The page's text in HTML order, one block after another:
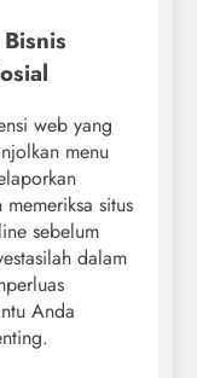
web yang
menu
situs
sebelum
dalam
Anda